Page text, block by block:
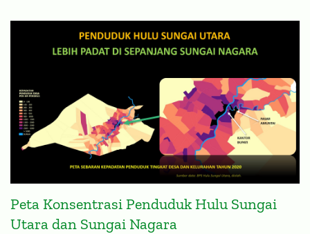
Peta Konsentrasi Penduduk Hulu Sungai
Utara dan Sungai Nagara